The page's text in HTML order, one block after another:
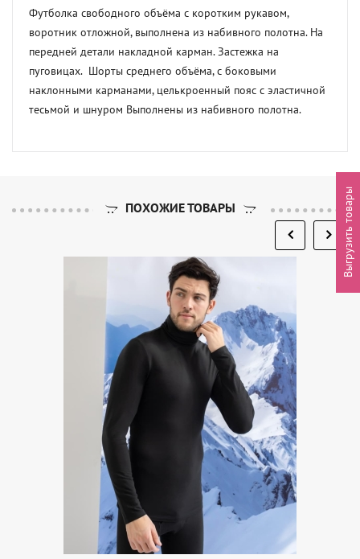
Футболка свободного объёма с коротким рукавом,
воротник отложной, выполнена из набивного полотна. На
передней детали накладной карман. Застежка на
пуговицах.  Шорты среднего объёма, с боковыми
наклонными карманами, целькроенный пояс с эластичной
тесьмой и шнуром Выполнены из набивного полотна.
ПОХОЖИЕ ТОВАРЫ Выгрузить товары